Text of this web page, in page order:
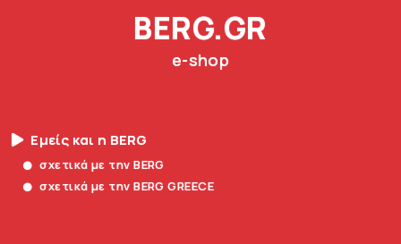
BERG.GR
e-shop
Εμείς και η BERG
σχετικά με την BERG
σχετικά με την BERG GREECE